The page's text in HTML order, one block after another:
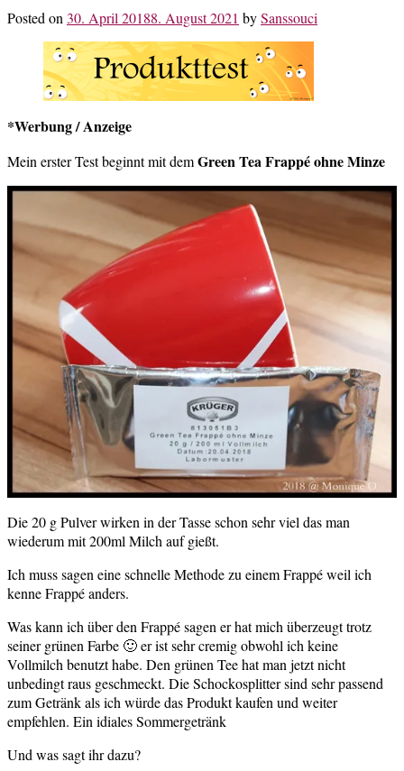
Posted on 30. April 20188. August 2021 bySanssouci
*Werbung / Anzeige
Mein erster Test beginnt mit demGreen Tea Frappé ohne Minze
Die 20 g Pulver wirken in der Tasse schon sehr viel das man
wiederum mit 200ml Milch auf gießt.
Ich muss sagen eine schnelle Methode zu einem Frappé weil ich
kenne Frappé anders.
Was kann ich über den Frappé sagen er hat mich überzeugt trotz
seiner grünen Farbe 🙂 er ist sehr cremig obwohl ich keine
Vollmilch benutzt habe. Den grünen Tee hat man jetzt nicht
unbedingt raus geschmeckt. Die Schockosplitter sind sehr passend
zum Getränk als ich würde das Produkt kaufen und weiter
empfehlen. Ein idiales Sommergetränk
Und was sagt ihr dazu?